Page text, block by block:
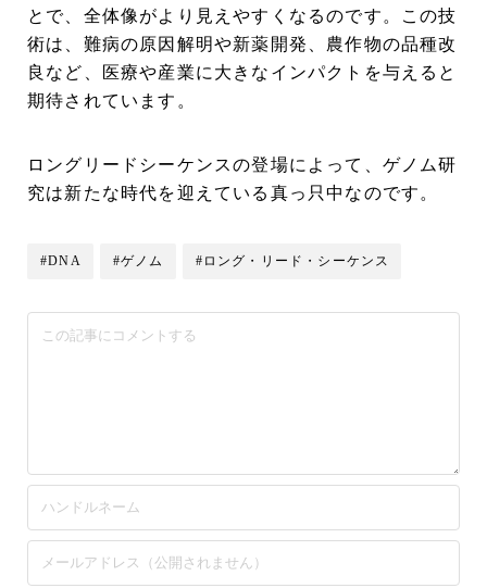
とで、全体像がより見えやすくなるのです。この技
術は、難病の原因解明や新薬開発、農作物の品種改
良など、医療や産業に大きなインパクトを与えると
期待されています。
ロングリードシーケンスの登場によって、ゲノム研
究は新たな時代を迎えている真っ只中なのです。
#DNA #ゲノム #ロング・リード・シーケンス